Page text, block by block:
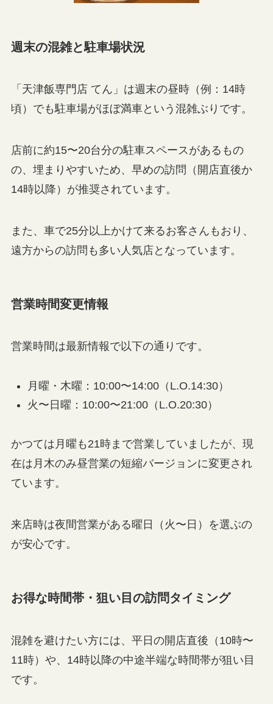
週末の混雑と駐車場状況
「天津飯専門店 てん」は週末の昼時（例：14時
頃）でも駐車場がほぼ満車という混雑ぶりです。
店前に約15〜20台分の駐車スペースがあるもの
の、埋まりやすいため、早めの訪問（開店直後か
14時以降）が推奨されています。
また、車で25分以上かけて来るお客さんもおり、
遠方からの訪問も多い人気店となっています。
営業時間変更情報
営業時間は最新情報で以下の通りです。
月曜・木曜：10:00〜14:00（L.O.14:30）
火〜日曜：10:00〜21:00（L.O.20:30）
かつては月曜も21時まで営業していましたが、現
在は月木のみ昼営業の短縮バージョンに変更され
ています。
来店時は夜間営業がある曜日（火〜日）を選ぶの
が安心です。
お得な時間帯・狙い目の訪問タイミング
混雑を避けたい方には、平日の開店直後（10時〜
11時）や、14時以降の中途半端な時間帯が狙い目
です。